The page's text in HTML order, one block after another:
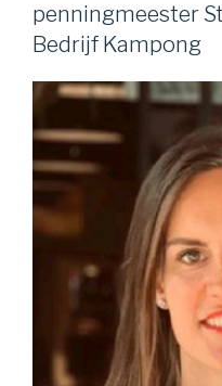
penningmeester
Bedrijf Kampong